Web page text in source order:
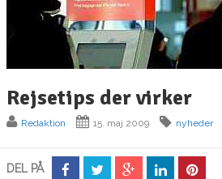
Rejsetips der virker
Redaktion 15. maj 2009 nyheder
DEL PÅ